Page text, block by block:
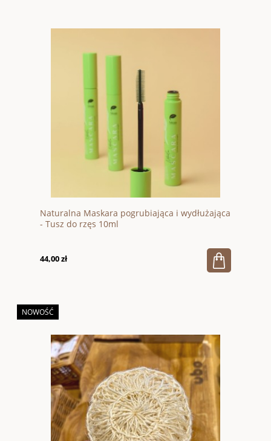
Naturalna Maskara pogrubiająca i wydłużająca
- Tusz do rzęs 10ml
44,00 zł
NOWOŚĆ